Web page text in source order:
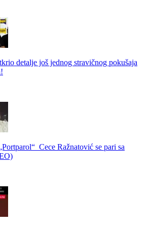
detalje još jednog stravičnog pokušaja
Cece Ražnatović se pari sa